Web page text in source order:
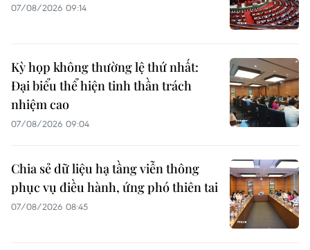
07/08/2026 09:14
Kỳ họp không thường lệ thứ nhất:
Đại biểu thể hiện tinh thần trách
nhiệm cao
07/08/2026 09:04
Chia sẻ dữ liệu hạ tầng viễn thông
phục vụ điều hành, ứng phó thiên tai
07/08/2026 08:45